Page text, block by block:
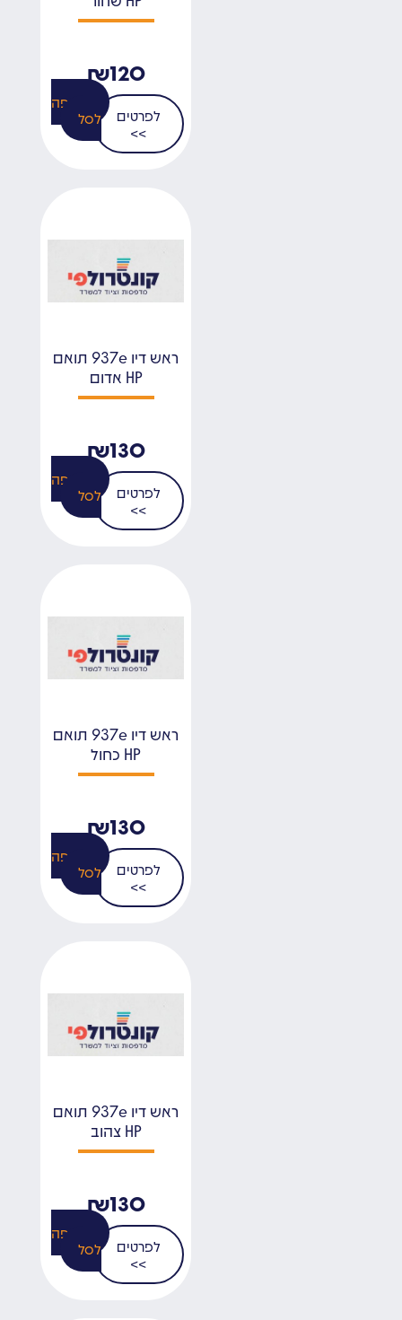
₪120
לפרטים
>>
הוספה
לסל
ראש דיו 937e תואם
HP אדום
₪130
לפרטים
>>
הוספה
לסל
ראש דיו 937e תואם
HP כחול
₪130
לפרטים
>>
הוספה
לסל
ראש דיו 937e תואם
HP צהוב
₪130
לפרטים
>>
הוספה
לסל